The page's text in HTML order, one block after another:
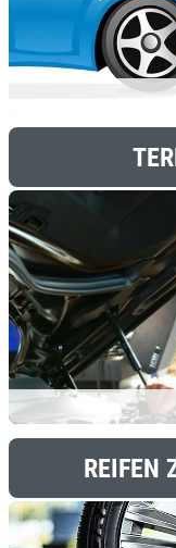
REIFEN